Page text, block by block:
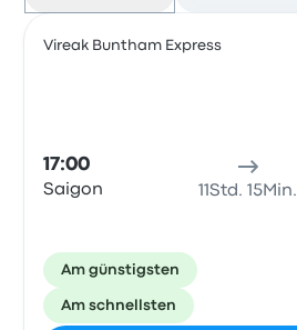
Vireak Buntham Express
17:00
Saigon 11Std. 15Min.
Am günstigsten
Am schnellsten